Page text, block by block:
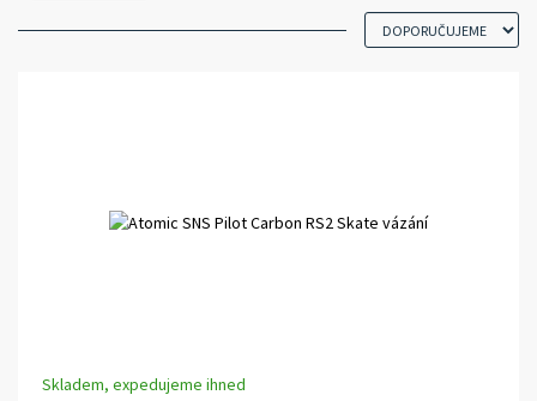
Skladem, expedujeme ihned